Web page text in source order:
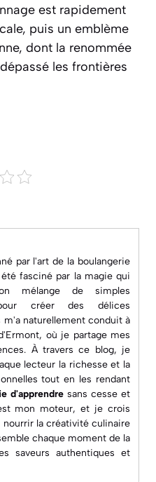
est rapidement
puis un emblème
dont la renommée
les frontières
par l'art de la boulangerie
fasciné par la magie qui
mélange de simples
créer des délices
m'a naturellement conduit à
, où je partage mes
À travers ce blog, je
lecteur la richesse et la
tout en les rendant
d'apprendresans cesse et
mon moteur, et je crois
la créativité culinaire
chaque moment de la
saveurs authentiques et